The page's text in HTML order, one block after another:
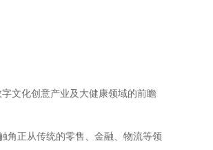
文化创意产业及大健康领域的前瞻
角正从传统的零售、金融、物流等领